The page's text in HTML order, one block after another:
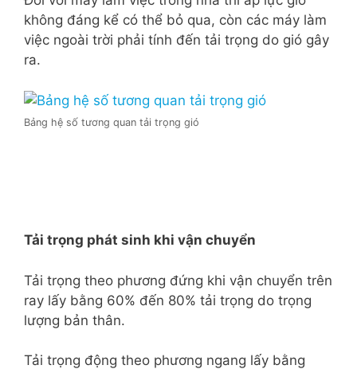
không đáng kể có thể bỏ qua, còn các máy làm
việc ngoài trời phải tính đến tải trọng do gió gây
ra.
Bảng hệ số tương quan tải trọng gió
Tải trọng phát sinh khi vận chuyển
Tải trọng theo phương đứng khi vận chuyển trên
ray lấy bằng 60% đến 80% tải trọng do trọng
lượng bản thân.
Tải trọng động theo phương ngang lấy bằng